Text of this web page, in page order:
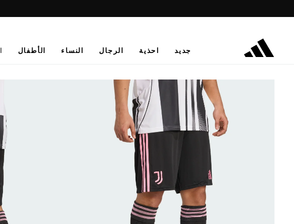
جديد احذية الرجال النساء الأطفال